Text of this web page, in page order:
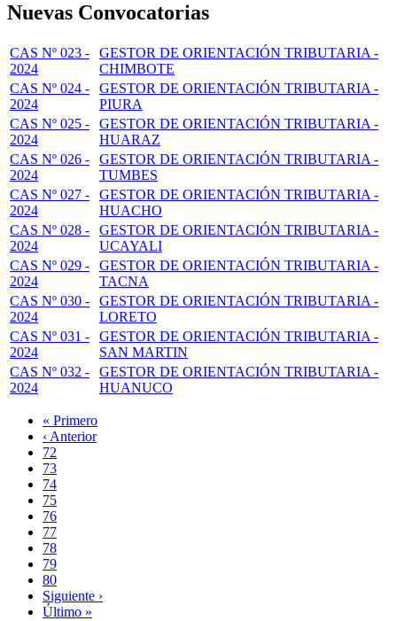
Nuevas Convocatorias
CAS Nº 023 -
2024
GESTOR DE ORIENTACIÓN TRIBUTARIA -
CHIMBOTE
CAS Nº 024 -
2024
GESTOR DE ORIENTACIÓN TRIBUTARIA -
PIURA
CAS Nº 025 -
2024
GESTOR DE ORIENTACIÓN TRIBUTARIA -
HUARAZ
CAS Nº 026 -
2024
GESTOR DE ORIENTACIÓN TRIBUTARIA -
TUMBES
CAS Nº 027 -
2024
GESTOR DE ORIENTACIÓN TRIBUTARIA -
HUACHO
CAS Nº 028 -
2024
GESTOR DE ORIENTACIÓN TRIBUTARIA -
UCAYALI
CAS Nº 029 -
2024
GESTOR DE ORIENTACIÓN TRIBUTARIA -
TACNA
CAS Nº 030 -
2024
GESTOR DE ORIENTACIÓN TRIBUTARIA -
LORETO
CAS Nº 031 -
2024
GESTOR DE ORIENTACIÓN TRIBUTARIA -
SAN MARTIN
CAS Nº 032 -
2024
GESTOR DE ORIENTACIÓN TRIBUTARIA -
HUANUCO
Paginación
Primera
página
« Primero
Página
anterior
‹ Anterior
Page
72
Page
73
Page
74
Page
75
Página
actual
76
Page
77
Page
78
Page
79
Page
80
Siguiente
página
Siguiente ›
Última
Último »